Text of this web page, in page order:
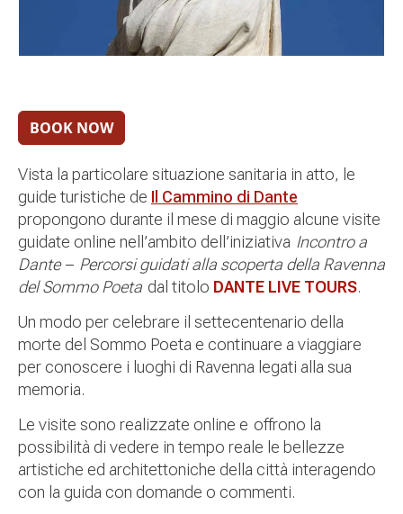
Vista la particolare situazione sanitaria in atto, le
guide turistiche de Il Cammino di Dante
propongono durante il mese di maggio alcune visite
guidate online nell’ambito dell’iniziativa Incontro a
Dante– Percorsi guidati alla scoperta della Ravenna
del Sommo Poeta dal titolo DANTE LIVE TOURS.
Un modo per celebrare il settecentenario della
morte del Sommo Poeta e continuare a viaggiare
per conoscere i luoghi di Ravenna legati alla sua
memoria.
Le visite sono realizzate online e offrono la
possibilità di vedere in tempo reale le bellezze
artistiche ed architettoniche della città interagendo
con la guida con domande o commenti.